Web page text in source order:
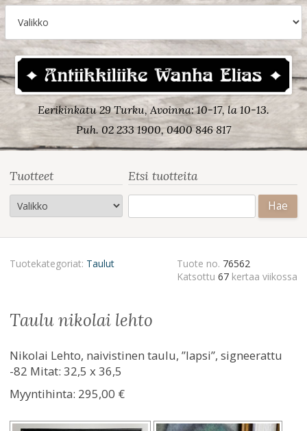
Eerikinkatu 29 Turku, Avoinna: 10-17, la 10-13.
Puh. 02 233 1900, 0400 846 817
Tuotteet Etsi tuotteita
Tuotekategoriat: Taulut Tuote no. 76562
Katsottu 67 kertaa viikossa
taulu nikolai lehto
Nikolai Lehto, naivistinen taulu, ”lapsi”, signeerattu
-82 Mitat: 32,5 x 36,5
Myyntihinta: 295,00 €